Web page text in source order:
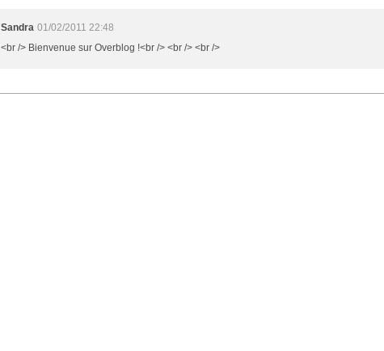
Sandra 01/02/2011 22:48
<br /> Bienvenue sur Overblog !<br /> <br /> <br />